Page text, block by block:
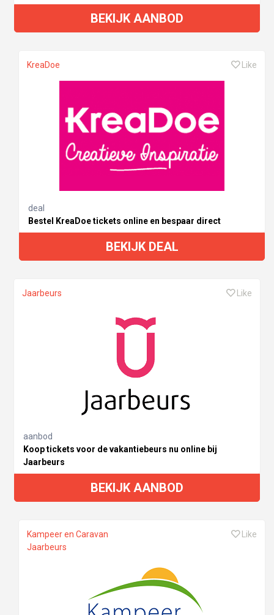
BEKIJK AANBOD
KreaDoe Like
deal
Bestel KreaDoe tickets online en bespaar direct
BEKIJK DEAL
Jaarbeurs Like
aanbod
Koop tickets voor de vakantiebeurs nu online bij
Jaarbeurs
BEKIJK AANBOD
Kampeer en Caravan
Jaarbeurs
Like